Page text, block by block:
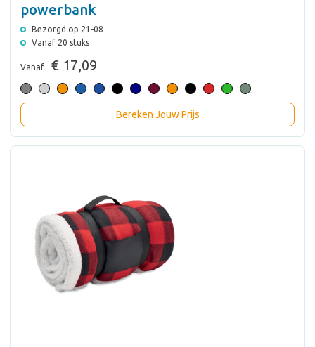
powerbank
Bezorgd op 21-08
Vanaf 20 stuks
Vanaf € 17,09
Bereken Jouw Prijs